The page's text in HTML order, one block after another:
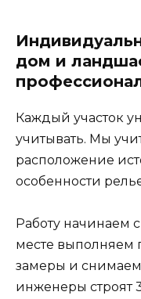
дом и
Каждый участок
учитывать. Мы
расположение
особенности
Работу начинаем
месте выполняем
замеры и снимаем
инженеры строят